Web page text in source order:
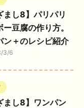
まし8】パリパリ
ー豆腐の作り方。
ン＋のレシピ紹介
3/6
まし8】ワンパン